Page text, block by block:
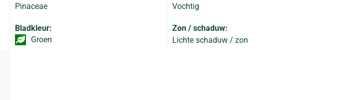
Pinaceae
Bladkleur:
Groen
Vochtig
Zon / schaduw:
Lichte schaduw / zon